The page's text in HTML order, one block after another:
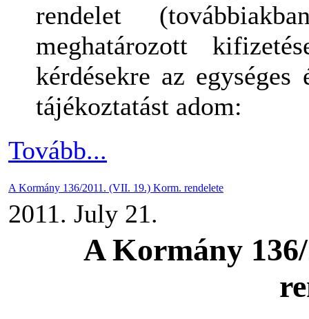
rendelet
meghatározott
kérdésekre az
tájékoztatást adom:
Tovább...
A Kormány 136/2011. (VII. 19.) Korm. rendelete
2011. July 21.
A Kormány